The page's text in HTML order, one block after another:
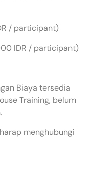
/ participant)
IDR / participant)
Biaya tersedia
Training, belum
menghubungi